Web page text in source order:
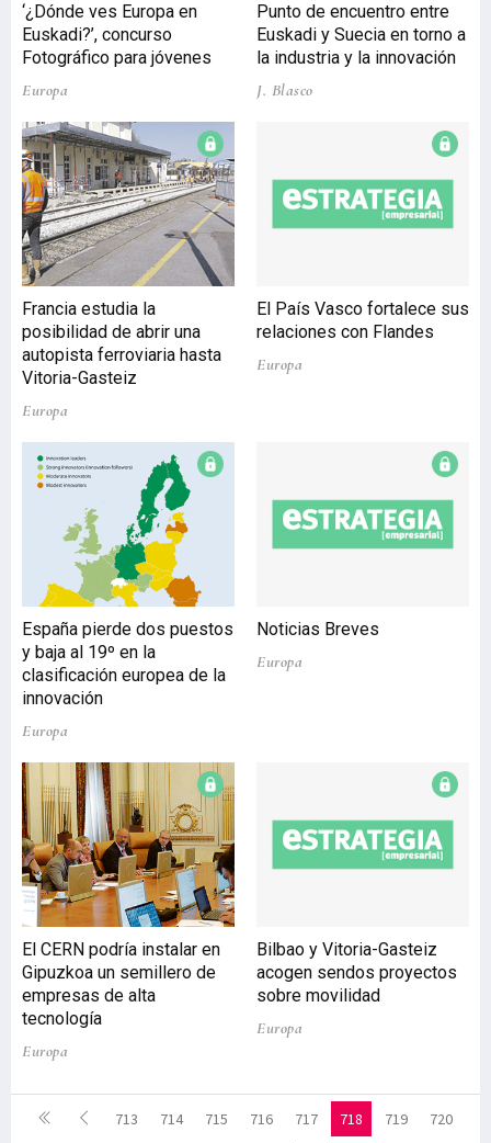
Gobiernos Locales para la
Sostenibilidad (ICLEI), una
asociación internacional
formada por unos 1.200
sede principal a Bilbao,
dentro de su programa
Donostia-San Sebastián y
Vitoria-Gasteiz. El
Gobierno vasco, en
‘¿Dónde ves Europa en
Euskadi?’, concurso
Fotográfico para jóvenes
Europa
Punto de encuentro entre
Euskadi y Suecia en torno a
la industria y la innovación
J. Blasco
Francia estudia la
posibilidad de abrir una
autopista ferroviaria hasta
Vitoria-Gasteiz
Europa
El País Vasco fortalece sus
relaciones con Flandes
Europa
España pierde dos puestos
y baja al 19º en la
clasificación europea de la
innovación
Europa
Noticias Breves
Europa
El CERN podría instalar en
Gipuzkoa un semillero de
empresas de alta
tecnología
Europa
Bilbao y Vitoria-Gasteiz
acogen sendos proyectos
sobre movilidad
Europa
713 714 715 716 717 718 719
720